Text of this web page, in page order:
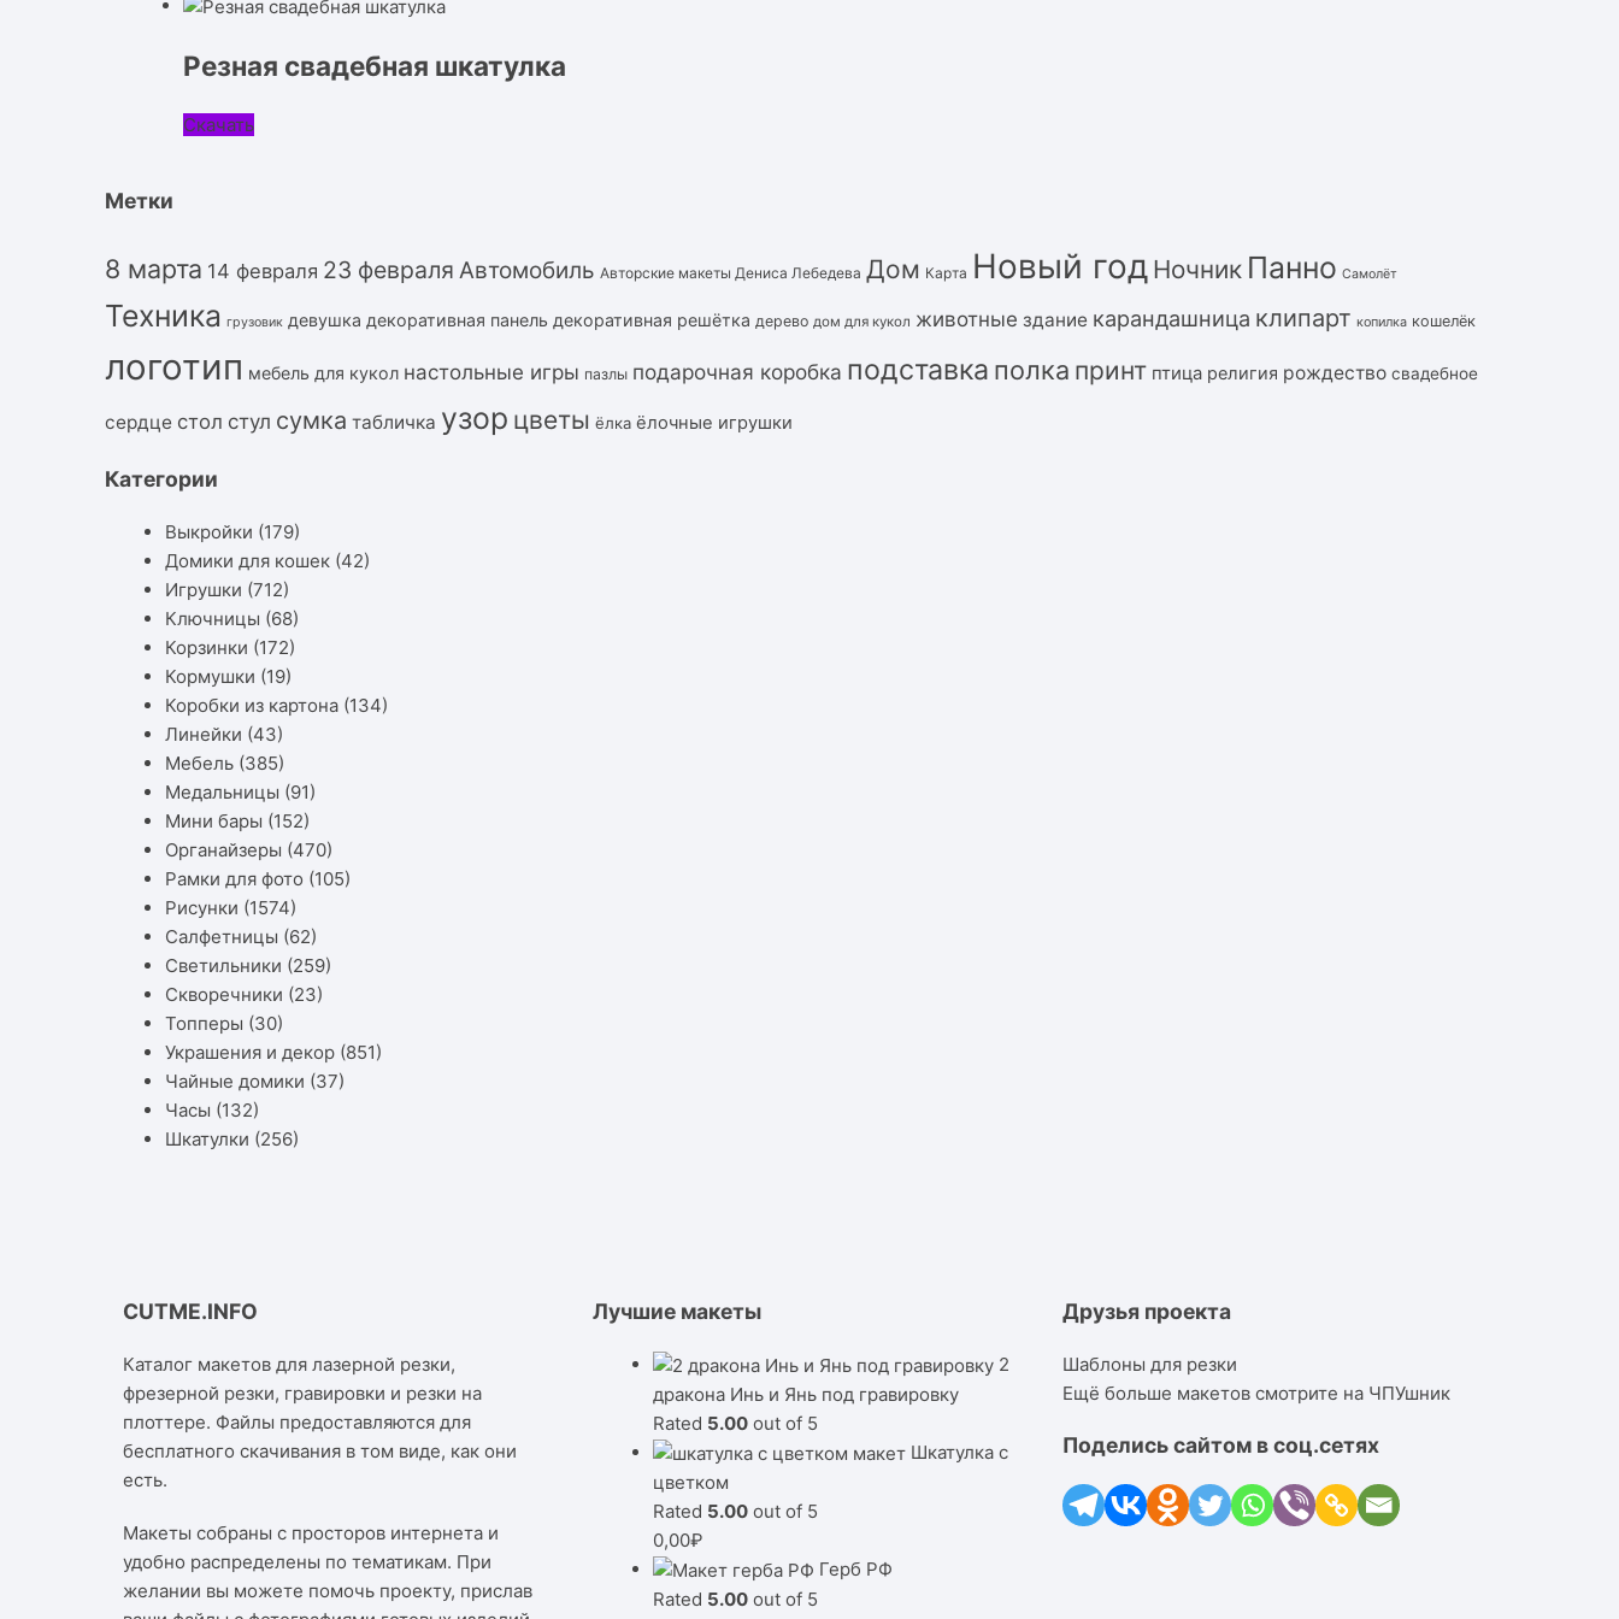
Резная свадебная шкатулка
Скачать
Метки
8 марта 14 февраля 23 февраля Автомобиль Авторские макеты Дениса Лебедева Дом Карта Новый год Ночник Панно Самолёт
Техника грузовик девушка декоративная панель декоративная решётка дерево дом для кукол животные здание карандашница клипарт копилка кошелёк
логотип мебель для кукол настольные игры пазлы подарочная коробка подставка полка принт птица религия рождество свадебное
сердце стол стул сумка табличка узор цветы ёлка ёлочные игрушки
Категории
Выкройки (179)
Домики для кошек (42)
Игрушки (712)
Ключницы (68)
Корзинки (172)
Кормушки (19)
Коробки из картона (134)
Линейки (43)
Мебель (385)
Медальницы (91)
Мини бары (152)
Органайзеры (470)
Рамки для фото (105)
Рисунки (1574)
Салфетницы (62)
Светильники (259)
Скворечники (23)
Топперы (30)
Украшения и декор (851)
Чайные домики (37)
Часы (132)
Шкатулки (256)
CUTME.INFO
Каталог макетов для лазерной резки,
фрезерной резки, гравировки и резки на
плоттере. Файлы предоставляются для
бесплатного скачивания в том виде, как они
есть.
Макеты собраны с просторов интернета и
удобно распределены по тематикам. При
желании вы можете помочь проекту, прислав
Лучшие макеты
2
дракона Инь и Янь под гравировку
Rated 5.00out of 5
Шкатулка с
цветком
Rated 5.00out of 5
0,00₽
Герб РФ
Rated 5.00out of 5
Друзья проекта
Шаблоны для резки
Ещё больше макетов смотрите на ЧПУшник
Поделись сайтом в соц.сетях